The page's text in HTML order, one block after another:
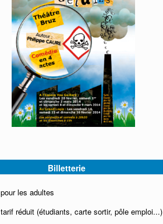
Billetterie
pour les adultes
tarif réduit (étudiants, carte sortir, pôle emploi...)